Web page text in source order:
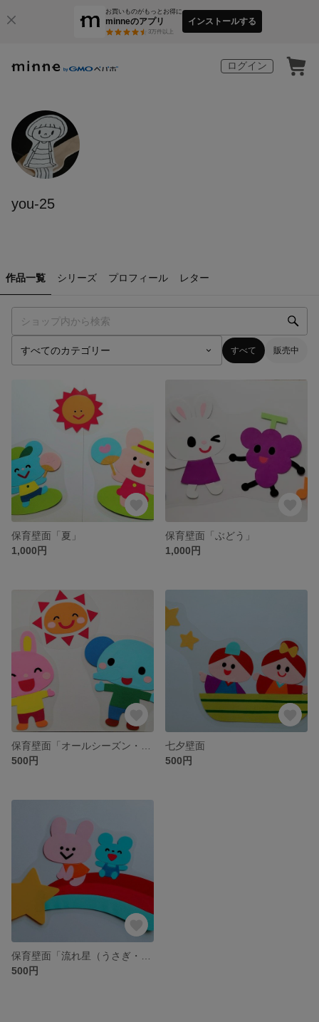
お買いものがもっとお得に
minneのアプリ
3万件以上
インストールする
ログイン
you-25
作品一覧 シリーズ プロフィール レター
すべて 販売中
保育壁面「夏」
1,000円
保育壁面「ぶどう」
1,000円
500円
七夕壁面
500円
500円